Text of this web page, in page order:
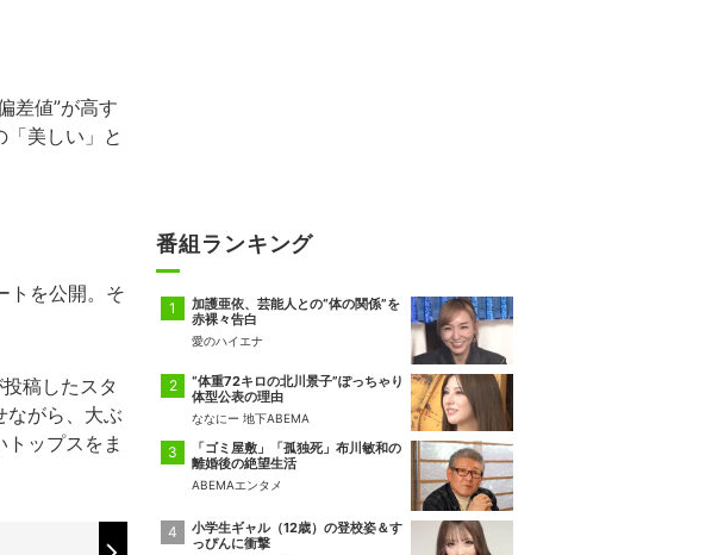
差値”が高す
美しい」と
トを公開。そ
稿したスタ
ながら、大ぶ
ップスをま
番組ランキング
加護亜依、芸能人との“体の関係”を
赤裸々告白
愛のハイエナ
“体重72キロの北川景子”ぽっちゃり
体型公表の理由
ななにー 地下ABEMA
「ゴミ屋敷」「孤独死」布川敏和の
離婚後の絶望生活
ABEMAエンタメ
小学生ギャル（12歳）の登校姿＆す
っぴんに衝撃